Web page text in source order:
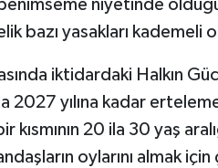
niyetinde
bazı yasakları kademeli
iktidardaki Halkın
2027 yılına kadar
kısmının 20 ila 30 yaş
oylarını almak